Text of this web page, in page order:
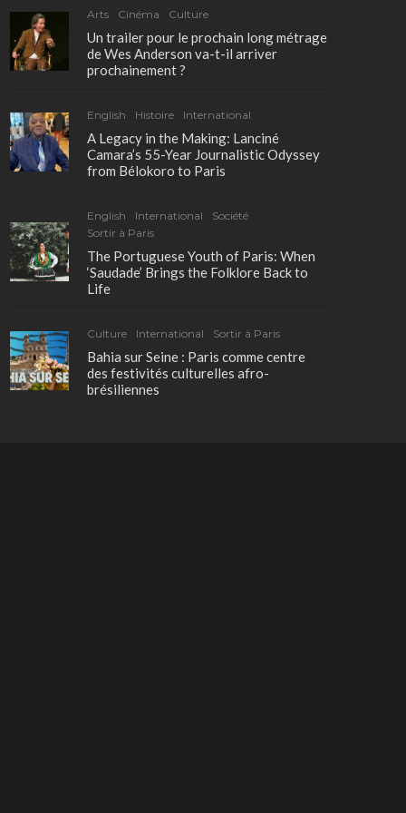
Arts Cinéma Culture
Un trailer pour le prochain long métrage
de Wes Anderson va-t-il arriver
prochainement ?
English Histoire International
A Legacy in the Making: Lanciné
Camara’s 55-Year Journalistic Odyssey
from Bélokoro to Paris
English International
Société
Sortir à Paris
The Portuguese Youth of Paris: When
‘Saudade’ Brings the Folklore Back to
Life
Culture International Sortir à Paris
Bahia sur Seine : Paris comme centre
des festivités culturelles afro-
brésiliennes